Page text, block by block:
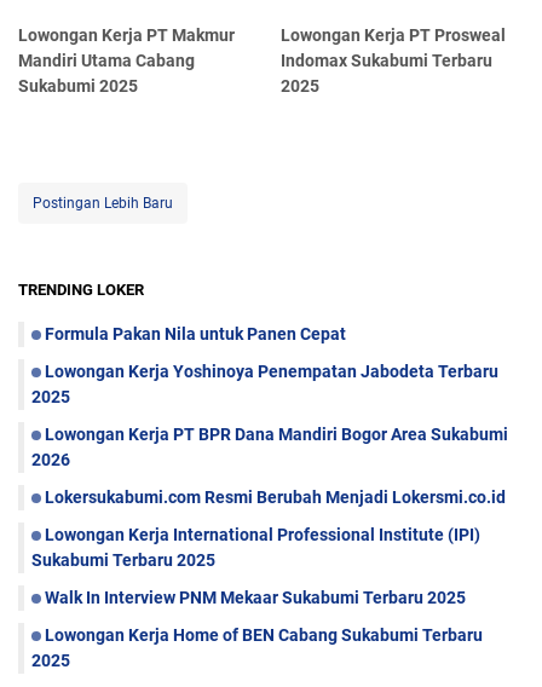
Lowongan Kerja PT Makmur
Mandiri Utama Cabang
Sukabumi 2025
Lowongan Kerja PT Prosweal
Indomax Sukabumi Terbaru
2025
Postingan Lebih Baru
TRENDING LOKER
Formula Pakan Nila untuk Panen Cepat
Lowongan Kerja Yoshinoya Penempatan Jabodeta Terbaru
2025
Lowongan Kerja PT BPR Dana Mandiri Bogor Area Sukabumi
2026
Lokersukabumi.com Resmi Berubah Menjadi Lokersmi.co.id
Lowongan Kerja International Professional Institute (IPI)
Sukabumi Terbaru 2025
Walk In Interview PNM Mekaar Sukabumi Terbaru 2025
Lowongan Kerja Home of BEN Cabang Sukabumi Terbaru
2025